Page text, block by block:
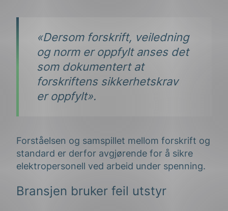
«Dersom forskrift, veiledning
og norm er oppfylt anses det
som dokumentert at
forskriftens sikkerhetskrav
er oppfylt».
Forståelsen og samspillet mellom forskrift og
standard er derfor avgjørende for å sikre
elektropersonell ved arbeid under spenning.
Bransjen bruker feil utstyr